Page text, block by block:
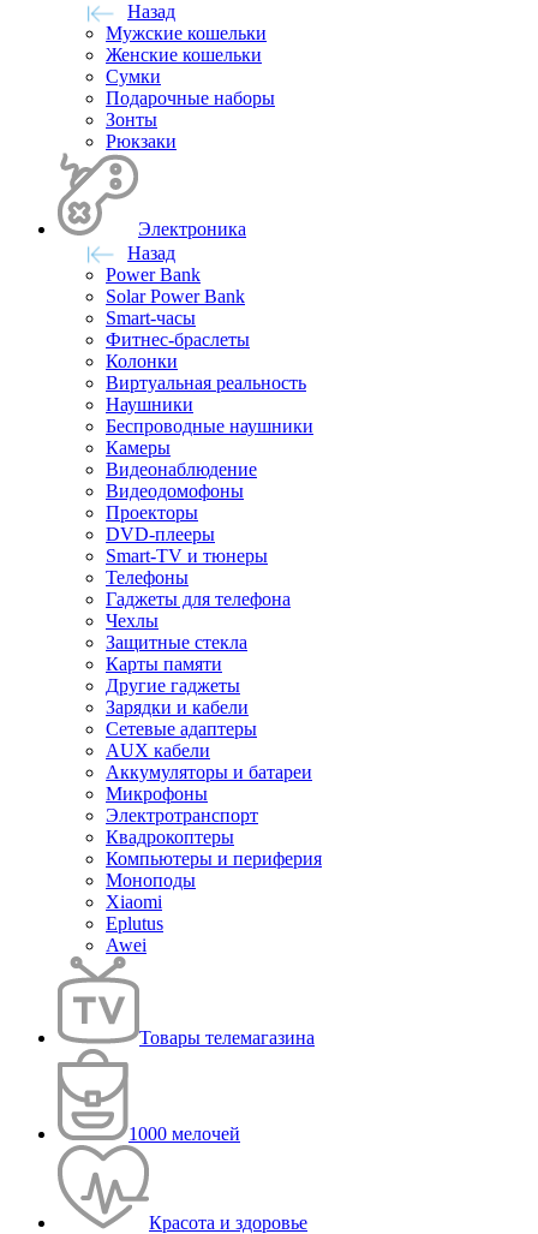
Назад
Мужские кошельки
Женские кошельки
Сумки
Подарочные наборы
Зонты
Рюкзаки
Электроника
Назад
Power Bank
Solar Power Bank
Smart-часы
Фитнес-браслеты
Колонки
Виртуальная реальность
Наушники
Беспроводные наушники
Камеры
Видеонаблюдение
Видеодомофоны
Проекторы
DVD-плееры
Smart-TV и тюнеры
Телефоны
Гаджеты для телефона
Чехлы
Защитные стекла
Карты памяти
Другие гаджеты
Зарядки и кабели
Сетевые адаптеры
AUX кабели
Аккумуляторы и батареи
Микрофоны
Электротранспорт
Квадрокоптеры
Компьютеры и периферия
Моноподы
Xiaomi
Eplutus
Awei
Товары телемагазина
1000 мелочей
Красота и здоровье